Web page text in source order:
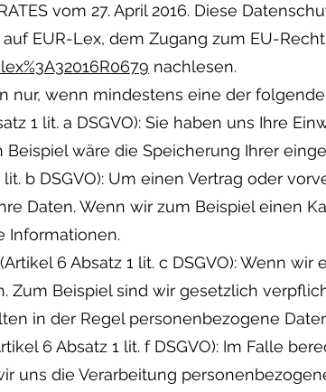
vom 27. April 2016. Diese
EUR-Lex, dem Zugang zum EU-
nachlesen.
nur, wenn mindestens eine der
1 lit. a DSGVO): Sie haben uns Ihre
Beispiel wäre die Speicherung Ihrer
lit. b DSGVO): Um einen Vertrag oder
Daten. Wenn wir zum Beispiel einen
Informationen.
6 Absatz 1 lit. c DSGVO): Wenn
Zum Beispiel sind wir gesetzlich
in der Regel personenbezogene
6 Absatz 1 lit. f DSGVO): Im Falle
uns die Verarbeitung